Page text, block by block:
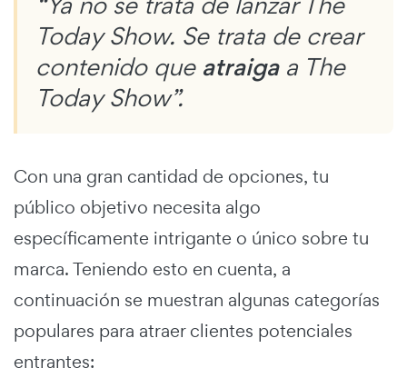
Today Show. Se trata de crear
contenido que atraigaa The
Today Show”.
Con una gran cantidad de opciones, tu
público objetivo necesita algo
específicamente intrigante o único sobre tu
marca. Teniendo esto en cuenta, a
continuación se muestran algunas categorías
populares para atraer clientes potenciales
entrantes: